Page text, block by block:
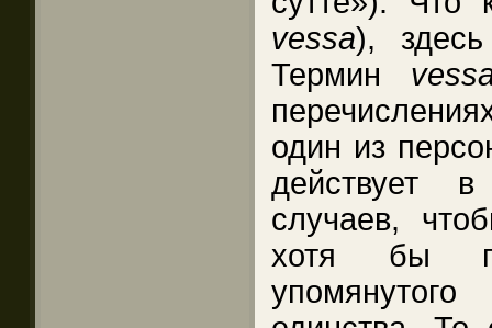
vessa),
Термин
один из
действует
случаев,
хотя бы